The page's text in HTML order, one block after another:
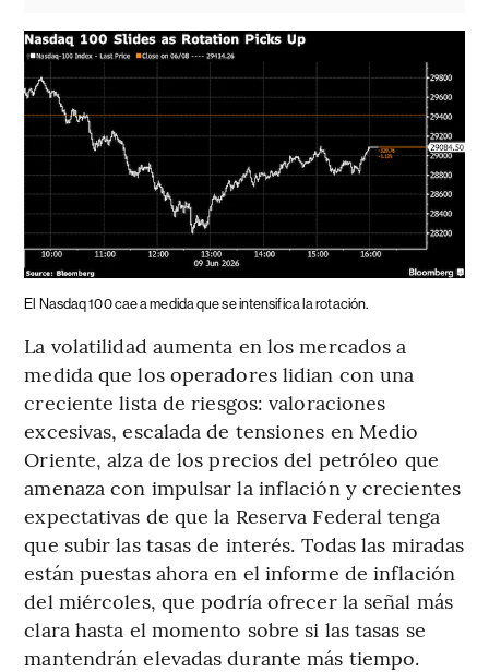
El Nasdaq 100 cae a medida que se intensifica la rotación.
La volatilidad aumenta en los mercados a
medida que los operadores lidian con una
creciente lista de riesgos: valoraciones
excesivas, escalada de tensiones en Medio
Oriente, alza de los precios del petróleo que
amenaza con impulsar la inflación y crecientes
expectativas de que la Reserva Federal tenga
que subir las tasas de interés. Todas las miradas
están puestas ahora en el informe de inflación
del miércoles, que podría ofrecer la señal más
clara hasta el momento sobre si las tasas se
mantendrán elevadas durante más tiempo.